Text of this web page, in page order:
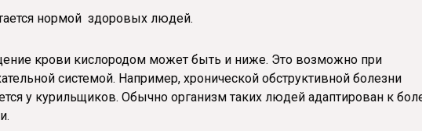
нормой здоровых людей.
крови кислородом может быть и ниже. Это возможно при
системой. Например, хронической обструктивной болезни
у курильщиков. Обычно организм таких людей адаптирован к